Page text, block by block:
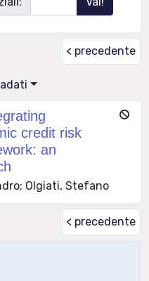
< precedente
credit risk
an
Olgiati, Stefano
< precedente